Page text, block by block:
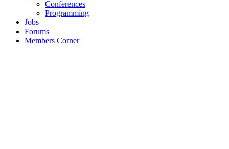
Conferences
Programming
Jobs
Forums
Members Corner